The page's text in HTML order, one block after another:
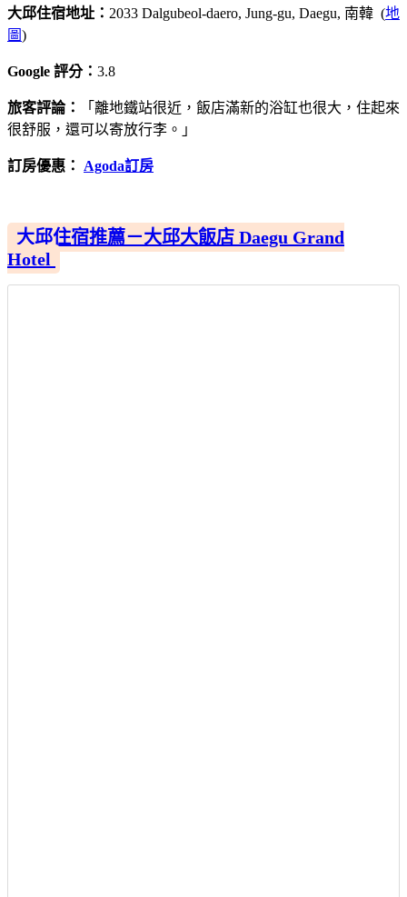
大邱住宿地址： 2033 Dalgubeol-daero, Jung-gu, Daegu, 南韓 (地
圖)
Google 評分： 3.8
旅客評論：
「離地鐵站很近，飯店滿新的浴缸也很大，住起來
很舒服，還可以寄放行李。」
訂房優惠： Agoda訂房
大邱住宿推薦－大邱大飯店 Daegu Grand
Hotel